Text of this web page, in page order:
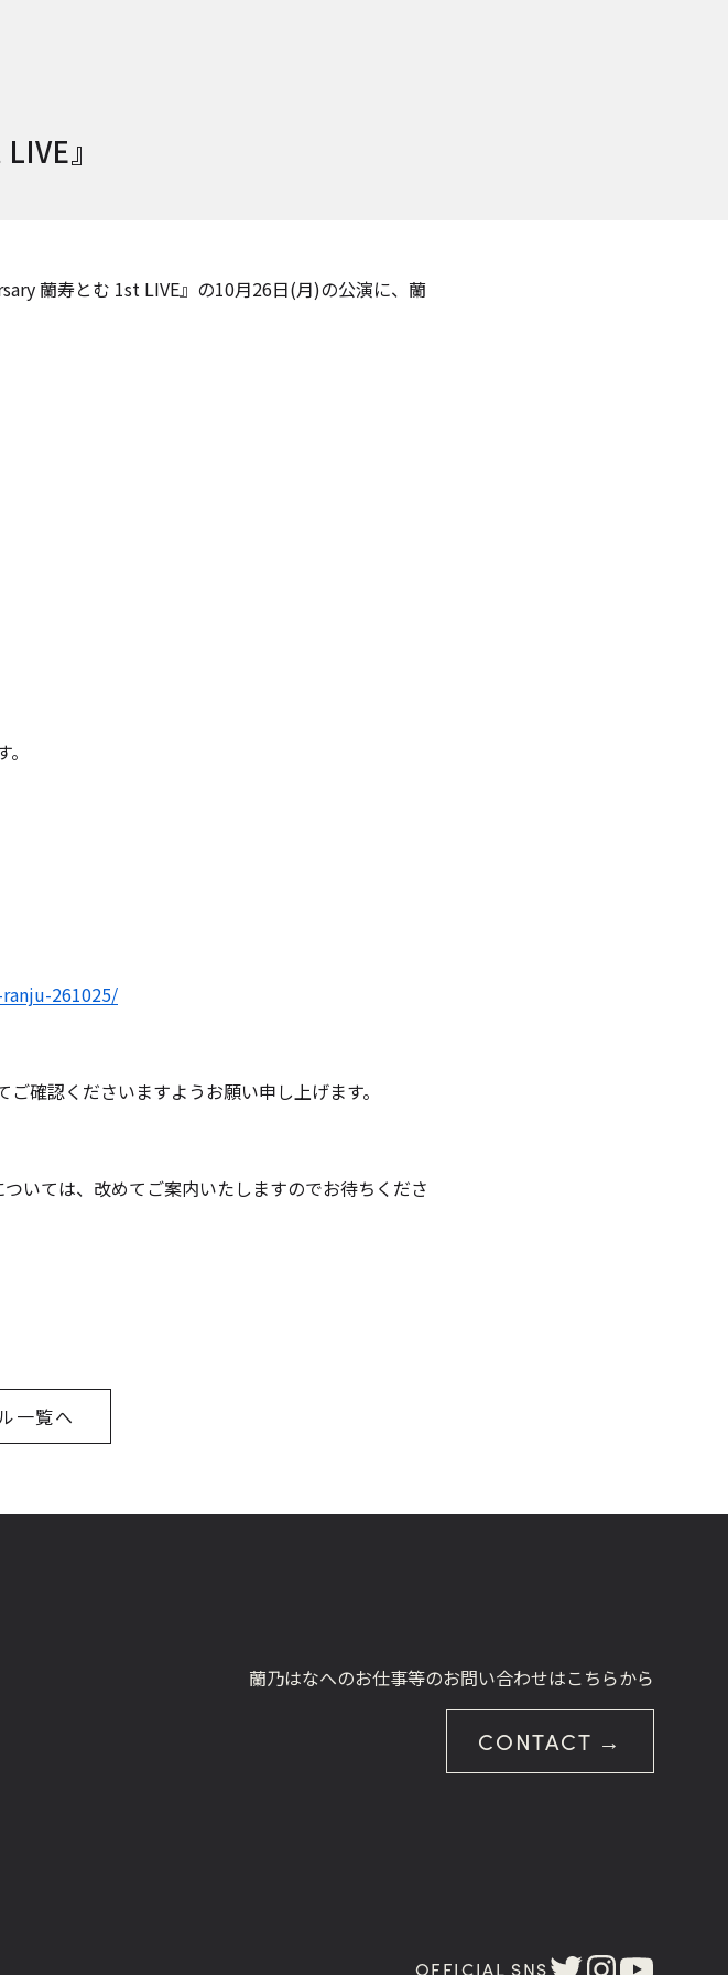
』
蘭寿とむ 1st LIVE』の10⽉26⽇(⽉)の公演に、蘭
261025/
確認くださいますようお願い申し上げます。
いては、改めてご案内いたしますのでお待ちくださ
一覧へ
蘭乃はなへのお仕事等のお問い合わせはこちらから
CONTACT →
OFFICIAL SNS